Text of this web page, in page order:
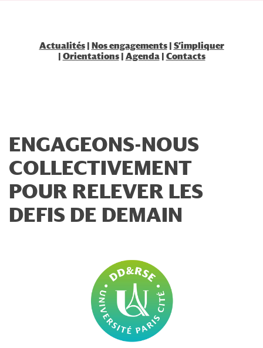
Actualités| Nos engagements| S’impliquer
| Orientations| Agenda| Contacts
ENGAGEONS-NOUS
COLLECTIVEMENT
POUR RELEVER LES
DEFIS DE DEMAIN